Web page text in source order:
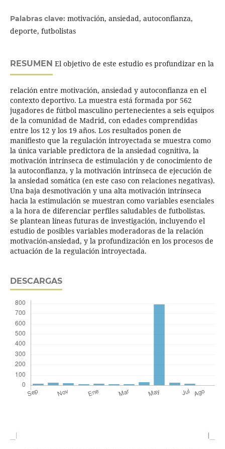
Palabras clave: motivación, ansiedad, autoconfianza,
deporte, futbolistas
RESUMEN El objetivo de este estudio es profundizar en la
relación entre motivación, ansiedad y autoconfianza en el
contexto deportivo. La muestra está formada por 562
jugadores de fútbol masculino pertenecientes a seis equipos
de la comunidad de Madrid, con edades comprendidas
entre los 12 y los 19 años. Los resultados ponen de
manifiesto que la regulación introyectada se muestra como
la única variable predictora de la ansiedad cognitiva, la
motivación intrínseca de estimulación y de conocimiento de
la autoconfianza, y la motivación intrínseca de ejecución de
la ansiedad somática (en este caso con relaciones negativas).
Una baja desmotivación y una alta motivación intrínseca
hacia la estimulación se muestran como variables esenciales
a la hora de diferenciar perfiles saludables de futbolistas.
Se plantean líneas futuras de investigación, incluyendo el
estudio de posibles variables moderadoras de la relación
motivación-ansiedad, y la profundización en los procesos de
actuación de la regulación introyectada.
DESCARGAS